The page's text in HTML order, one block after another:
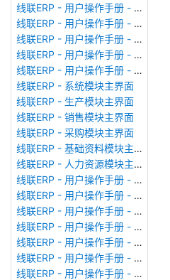
线联ERP - 用户操作手册 - 角色/岗位管理
线联ERP - 用户操作手册 - 暂估入库明细表
线联ERP - 用户操作手册 - 物料收发明细表
线联ERP - 用户操作手册 - 即时库存余额表
线联ERP - 用户操作手册 - 库存账龄分析表
线联ERP - 系统模块主界面
线联ERP - 生产模块主界面
线联ERP - 销售模块主界面
线联ERP - 采购模块主界面
线联ERP - 基础资料模块主界面
线联ERP - 人力资源模块主界面
线联ERP - 用户操作手册 - 个人考勤报表（横向）
线联ERP - 用户操作手册 - 部门考勤报表
线联ERP - 用户操作手册 - 个人考勤报表
线联ERP - 用户操作手册 - 考勤计算
线联ERP - 用户操作手册 - 节假日管理
线联ERP - 用户操作手册 - 请假管理
线联ERP - 用户操作手册 - 补卡管理